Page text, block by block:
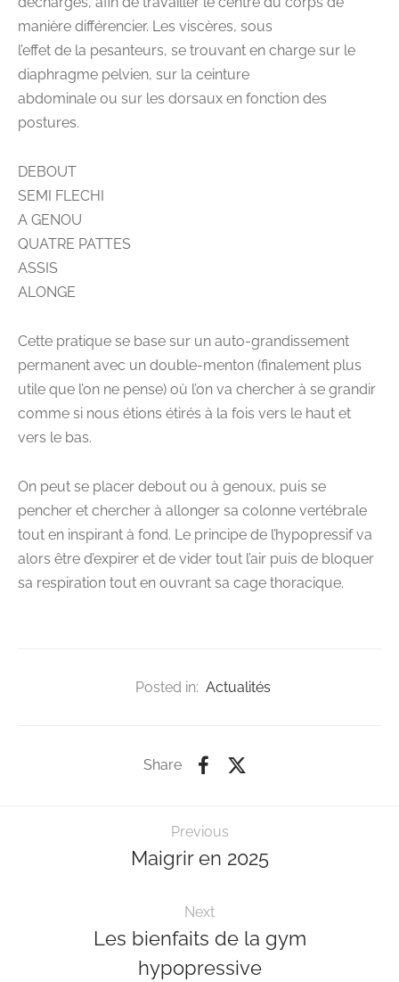
manière différencier. Les viscères, sous
l’effet de la pesanteurs, se trouvant en charge sur le
diaphragme pelvien, sur la ceinture
abdominale ou sur les dorsaux en fonction des
postures.
DEBOUT
SEMI FLECHI
A GENOU
QUATRE PATTES
ASSIS
ALONGE
Cette pratique se base sur un auto-grandissement
permanent avec un double-menton (finalement plus
utile que l’on ne pense) où l’on va chercher à se grandir
comme si nous étions étirés à la fois vers le haut et
vers le bas.
On peut se placer debout ou à genoux, puis se
pencher et chercher à allonger sa colonne vertébrale
tout en inspirant à fond. Le principe de l’hypopressif va
alors être d’expirer et de vider tout l’air puis de bloquer
sa respiration tout en ouvrant sa cage thoracique.
Posted in: Actualités
Share
Previous
Maigrir en 2025
Next
Les bienfaits de la gym
hypopressive